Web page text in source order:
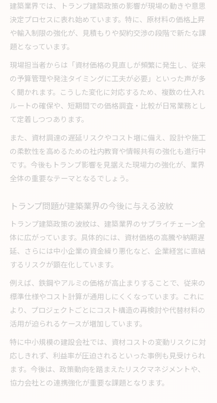
建築業界では、トランプ建築政策の影響が現場の動きや意思
決定プロセスに表れ始めています。特に、原材料の価格上昇
や輸入制限の強化が、見積もりや契約交渉の段階で新たな課
題となっています。
現場担当者からは「資材価格の見直しが頻繁に発生し、従来
の予算管理や発注タイミングに工夫が必要」といった声が多
く聞かれます。こうした変化に対応するため、複数の仕入れ
ルートの確保や、短期間での価格調査・比較が日常業務とし
て定着しつつあります。
また、資材調達の遅延リスクやコスト増に備え、設計や施工
の柔軟性を高めるための社内教育や情報共有の強化も進行中
です。今後もトランプ影響を見据えた現場力の強化が、業界
全体の重要なテーマとなるでしょう。
トランプ問題が建築業界の今後に与える波紋
トランプ建築政策の波紋は、建築業界のサプライチェーン全
体に広がっています。具体的には、資材価格の高騰や納期遅
延、さらには中小企業の資金繰り悪化など、企業経営に直結
するリスクが顕在化しています。
例えば、鉄鋼やアルミの価格が高止まりすることで、従来の
標準仕様やコスト計算が通用しにくくなっています。これに
より、プロジェクトごとにコスト構造の再検討や代替材料の
活用が迫られるケースが増加しています。
特に中小規模の建設会社では、資材コストの変動リスクに対
応しきれず、利益率が圧迫されるといった事例も見受けられ
ます。今後は、政策動向を踏まえたリスクマネジメントや、
協力会社との連携強化が重要な課題となります。